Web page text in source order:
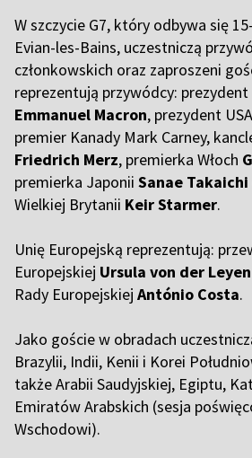
W szczycie G7, który odbywa się
Evian-les-Bains, uczestniczą
członkowskich oraz zaproszeni
reprezentują przywódcy:
Emmanuel Macron, prezydent USA
premier Kanady Mark Carney,
Friedrich Merz, premierka Włoch
premierka Japonii Sanae Takaichi
Wielkiej Brytanii Keir Starmer.
Unię Europejską reprezentują:
Europejskiej Ursula von der Leyen
Rady Europejskiej António Costa.
Jako goście w obradach
Brazylii, Indii, Kenii i Korei
także Arabii Saudyjskiej, Egiptu,
Emiratów Arabskich (sesja
Wschodowi).